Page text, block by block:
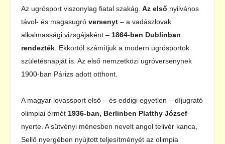
Az ugrósport viszonylag fiatal szakág. Az első nyilvános
távol- és magasugró versenyt – a vadászlovak
alkalmassági vizsgájaként – 1864-ben Dublinban
rendezték . Ekkortól számítjuk a modern ugrósportok
születésnapját is. Az első nemzetközi ugróversenynek
1900-ban Párizs adott otthont.
A magyar lovassport első – és eddigi egyetlen – díjugrató
olimpiai érmét 1936-ban, Berlinben Platthy József
nyerte. A sütvényi ménesben nevelt angol telivér kanca,
Sellő nyergében nyújtott teljesítményét az olimpia